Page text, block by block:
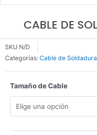
CABLE DE
SKU N/D
Categorías: Cable de Soldadura
Tamaño de Cable
CABLE
DE
SOLDAR
EXCELENE